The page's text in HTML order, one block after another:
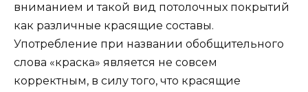
вниманием и такой вид потолочных покрытий
как различные красящие составы.
Употребление при названии обобщительного
слова «краска» является не совсем
корректным, в силу того, что красящие